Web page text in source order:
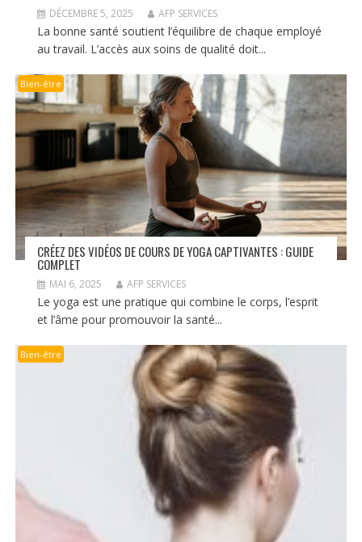
DÉCEMBRE 5, 2025 AFP SERVICES
La bonne santé soutient l’équilibre de chaque employé
au travail. L’accès aux soins de qualité doit...
Bien-être
CRÉEZ DES VIDÉOS DE COURS DE YOGA CAPTIVANTES : GUIDE
COMPLET
MAI 6, 2025 AFP SERVICES
Le yoga est une pratique qui combine le corps, l’esprit
et l’âme pour promouvoir la santé...
Bien-être